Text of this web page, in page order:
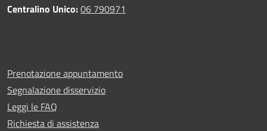
Centralino Unico:06 790971
Prenotazione appuntamento
Segnalazione disservizio
Leggi le FAQ
Richiesta di assistenza